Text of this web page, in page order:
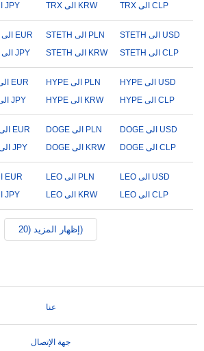
TRX الى JPY
TRX الى KRW TRX الى CLP
STETH الى EUR STETH الى PLN
STETH الى USD
STETH الى JPY
STETH الى KRW STETH الى CLP
HYPE الى EUR HYPE الى PLN
HYPE الى USD
HYPE الى JPY
HYPE الى KRW HYPE الى CLP
DOGE الى EUR DOGE الى PLN
DOGE الى USD
DOGE الى JPY
DOGE الى KRW DOGE الى CLP
LEO الى EUR LEO الى PLN
LEO الى USD
LEO الى JPY
LEO الى KRW LEO الى CLP
إظهار المزيد (20)
عنا
جهة الإتصال